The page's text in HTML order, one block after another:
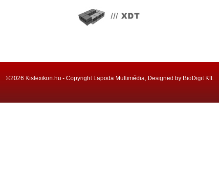
©2026 Kislexikon.hu - Copyright Lapoda Multimédia, Designed by BioDigit Kft.